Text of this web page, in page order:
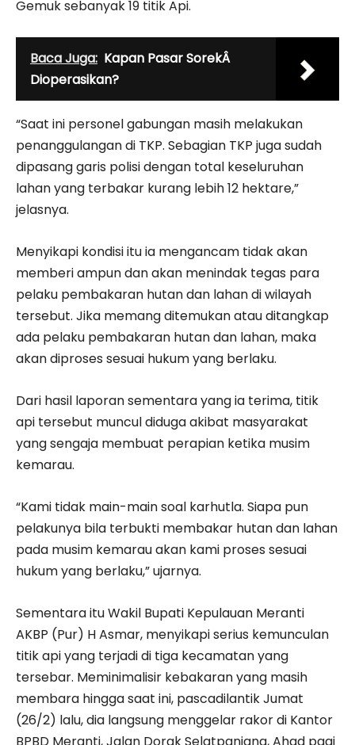
Gemuk sebanyak 19 titik Api.
Baca Juga: Kapan Pasar SorekÂ
Dioperasikan?
“Saat ini personel gabungan masih melakukan
penanggulangan di TKP. Sebagian TKP juga sudah
dipasang garis polisi dengan total keseluruhan
lahan yang terbakar kurang lebih 12 hektare,”
jelasnya.
Menyikapi kondisi itu ia mengancam tidak akan
memberi ampun dan akan menindak tegas para
pelaku pembakaran hutan dan lahan di wilayah
tersebut. Jika memang ditemukan atau ditangkap
ada pelaku pembakaran hutan dan lahan, maka
akan diproses sesuai hukum yang berlaku.
Dari hasil laporan sementara yang ia terima, titik
api tersebut muncul diduga akibat masyarakat
yang sengaja membuat perapian ketika musim
kemarau.
“Kami tidak main-main soal karhutla. Siapa pun
pelakunya bila terbukti membakar hutan dan lahan
pada musim kemarau akan kami proses sesuai
hukum yang berlaku,” ujarnya.
Sementara itu Wakil Bupati Kepulauan Meranti
AKBP (Pur) H Asmar, menyikapi serius kemunculan
titik api yang terjadi di tiga kecamatan yang
tersebar. Meminimalisir kebakaran yang masih
membara hingga saat ini, pascadilantik Jumat
(26/2) lalu, dia langsung menggelar rakor di Kantor